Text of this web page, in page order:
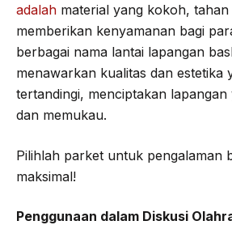
adalah material yang kokoh, tahan
memberikan kenyamanan bagi
berbagai nama lantai lapangan
menawarkan kualitas dan estetika
tertandingi, menciptakan
dan memukau.
Pilihlah parket untuk pengalaman
maksimal!
Penggunaan dalam Diskusi